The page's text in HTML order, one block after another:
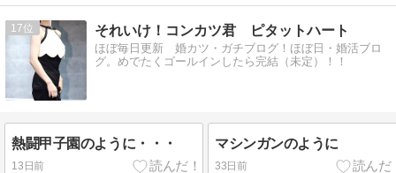
17 それいけ！コンカツ君 ピタットハート
ほぼ毎日更新 婚カツ・ガチブログ！ほぼ日・婚活ブロ
グ。めでたくゴールインしたら完結（未定）！！
熱闘甲子園のように・・・
13日前
マシンガンのように
33日前